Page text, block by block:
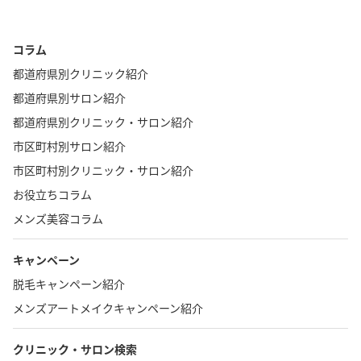
コラム
都道府県別クリニック紹介
都道府県別サロン紹介
都道府県別クリニック・サロン紹介
市区町村別サロン紹介
市区町村別クリニック・サロン紹介
お役立ちコラム
メンズ美容コラム
キャンペーン
脱毛キャンペーン紹介
メンズアートメイクキャンペーン紹介
クリニック・サロン検索